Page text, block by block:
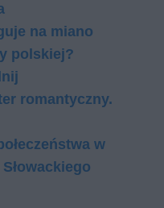
na miano
polskiej?
romantyczny.
w